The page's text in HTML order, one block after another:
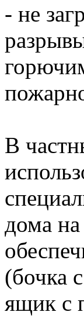
- не
В
дома
(бочка
ящик с